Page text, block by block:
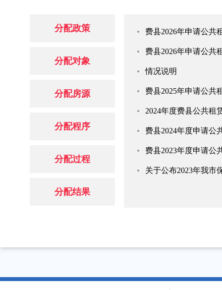
分配政策
分配对象
分配房源
分配程序
分配过程
分配结果
费县2026年申请公共
费县2026年申请公共
情况说明
费县2025年申请公共
2024年度费县公共租
费县2024年度申请公
费县2023年度申请公
关于公布2023年我市